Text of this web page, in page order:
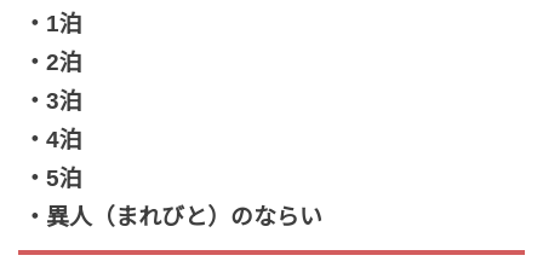
・1泊
・2泊
・3泊
・4泊
・5泊
・異人（まれびと）のならい